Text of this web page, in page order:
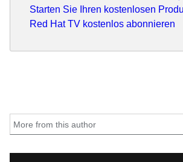
Starten Sie Ihren kostenlosen
Red Hat TV kostenlos abonnieren